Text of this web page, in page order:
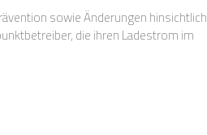
sowie Änderungen hinsichtlich
die ihren Ladestrom im